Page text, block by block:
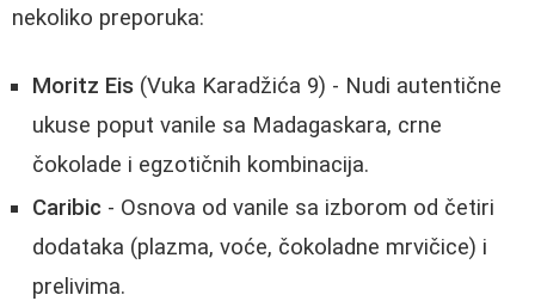
nekoliko preporuka:
Moritz Eis (Vuka Karadžića 9) - Nudi autentične
ukuse poput vanile sa Madagaskara, crne
čokolade i egzotičnih kombinacija.
Caribic - Osnova od vanile sa izborom od četiri
dodataka (plazma, voće, čokoladne mrvičice) i
prelivima.